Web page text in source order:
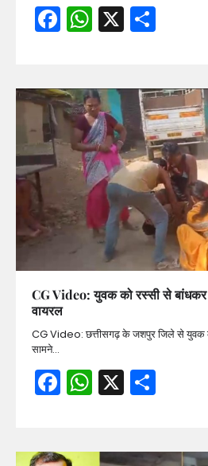
Facebook
WhatsApp
X
CG Video: युवक को रस्सी से बांधकर
वायरल
CG Video: छत्तीसगढ़ के जशपुर जिले से युवक
सामने…
Facebook
WhatsApp
X